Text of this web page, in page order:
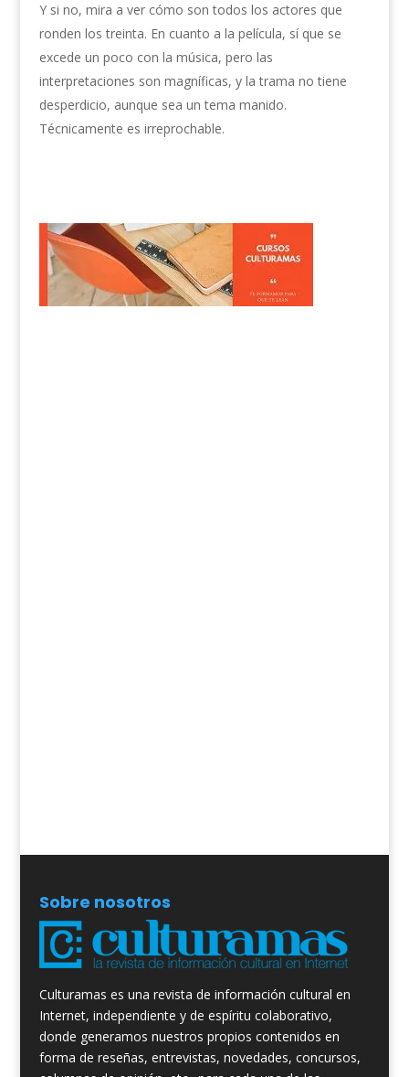
Y si no, mira a ver cómo son todos los actores que
ronden los treinta. En cuanto a la película, sí que se
excede un poco con la música, pero las
interpretaciones son magníficas, y la trama no tiene
desperdicio, aunque sea un tema manido.
Técnicamente es irreprochable.
Sobre nosotros
Culturamas es una revista de información cultural en
Internet, independiente y de espíritu colaborativo,
donde generamos nuestros propios contenidos en
forma de reseñas, entrevistas, novedades, concursos,